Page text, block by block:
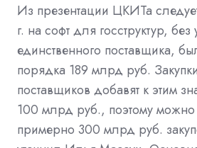
Из презентации ЦКИТа
г. на софт для госструктур, без
единственного поставщика,
порядка 189 млрд руб.
поставщиков добавят к этим
100 млрд руб., поэтому можно
примерно 300 млрд руб.